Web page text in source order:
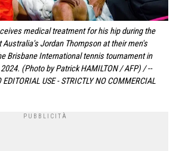
medical treatment for his hip during the
Jordan Thompson at their men's
Brisbane International tennis tournament in
(Photo by Patrick HAMILTON / AFP) / --
EDITORIAL USE - STRICTLY NO COMMERCIAL